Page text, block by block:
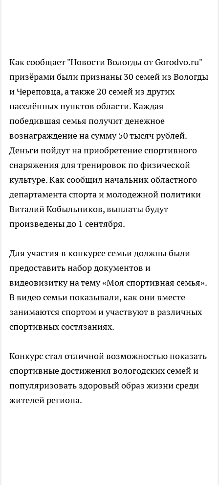
Как сообщает "Новости Вологды от Gorodvo.ru"
призёрами были признаны 30 семей из Вологды
и Череповца, а также 20 семей из других
населённых пунктов области. Каждая
победившая семья получит денежное
вознаграждение на сумму 50 тысяч рублей.
Деньги пойдут на приобретение спортивного
снаряжения для тренировок по физической
культуре. Как сообщил начальник областного
департамента спорта и молодежной политики
Виталий Кобыльников, выплаты будут
произведены до 1 сентября.
Для участия в конкурсе семьи должны были
предоставить набор документов и
видеовизитку на тему «Моя спортивная семья».
В видео семьи показывали, как они вместе
занимаются спортом и участвуют в различных
спортивных состязаниях.
Конкурс стал отличной возможностью показать
спортивные достижения вологодских семей и
популяризовать здоровый образ жизни среди
жителей региона.